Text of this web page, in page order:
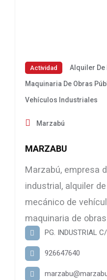
Actividad Alquiler
Maquinaria De Obras
Vehículos Industriales
Marzabú
MARZABU
Marzabú, empresa
industrial, alquiler
mecánico de
maquinaria de
PG. INDUSTRIAL
926647640